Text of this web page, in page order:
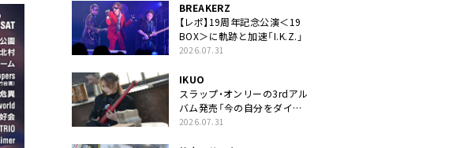
BREAKERZ
【レポ】19周年記念公演＜19
BOX＞に軌跡と加速「I.K.Z.」
2026.07.31
IKUO
スラップ・オンリーの3rdアル
バム発売「今の自分をダイレ
クトに」
2026.07.31